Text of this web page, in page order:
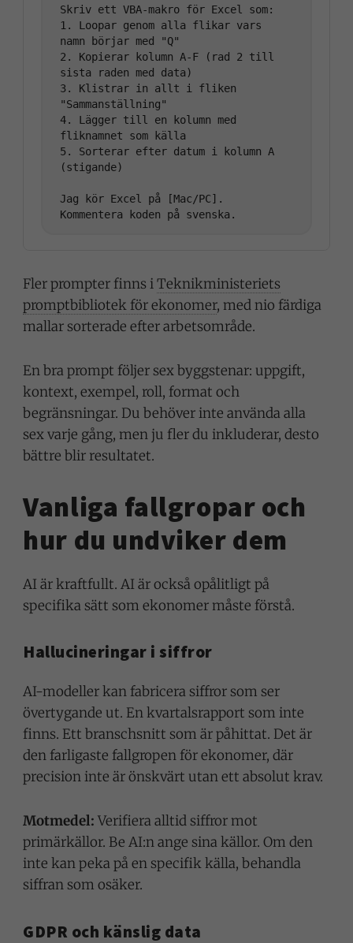
Skriv ett VBA-makro för Excel som:
1. Loopar genom alla flikar vars
namn börjar med "Q"
2. Kopierar kolumn A-F (rad 2 till
sista raden med data)
3. Klistrar in allt i fliken
"Sammanställning"
4. Lägger till en kolumn med
fliknamnet som källa
5. Sorterar efter datum i kolumn A
(stigande)
Jag kör Excel på [Mac/PC].
Fler prompter finns iTeknikministeriets
promptbibliotek för ekonomer, med nio färdiga
mallar sorterade efter arbetsområde.
En bra prompt följer sex byggstenar: uppgift,
kontext, exempel, roll, format och
begränsningar. Du behöver inte använda alla
sex varje gång, men ju fler du inkluderar, desto
bättre blir resultatet.
Vanliga fallgropar och
hur du undviker dem
AI är kraftfullt. AI är också opålitligt på
specifika sätt som ekonomer måste förstå.
Hallucineringar i siffror
AI-modeller kan fabricera siffror som ser
övertygande ut. En kvartalsrapport som inte
finns. Ett branschsnitt som är påhittat. Det är
den farligaste fallgropen för ekonomer, där
precision inte är önskvärt utan ett absolut krav.
Motmedel: Verifiera alltid siffror mot
primärkällor. Be AI:n ange sina källor. Om den
inte kan peka på en specifik källa, behandla
siffran som osäker.
GDPR och känslig data